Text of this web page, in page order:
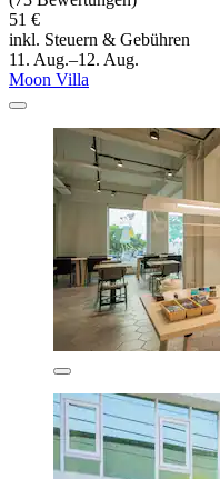
51 €
inkl. Steuern & Gebühren
11. Aug.–12. Aug.
Moon Villa